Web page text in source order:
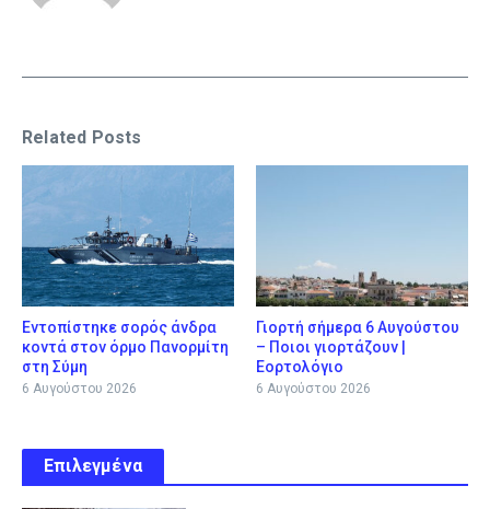
Related Posts
Εντοπίστηκε σορός άνδρα
κοντά στον όρμο Πανορμίτη
στη Σύμη
6 Αυγούστου 2026
Γιορτή σήμερα 6 Αυγούστου
– Ποιοι γιορτάζουν |
Εορτολόγιο
6 Αυγούστου 2026
Επιλεγμένα